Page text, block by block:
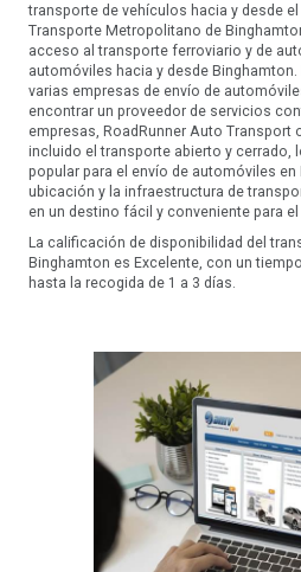
transporte de vehículos hacia y desde
Transporte Metropolitano de
acceso al transporte ferroviario y de
automóviles hacia y desde
varias empresas de envío de
encontrar un proveedor de servicios
empresas, RoadRunner Auto Transport
incluido el transporte abierto y cerrado,
popular para el envío de automóviles en
ubicación y la infraestructura de
en un destino fácil y conveniente para
La calificación de disponibilidad del
Binghamton es Excelente, con un
hasta la recogida de 1 a 3 días.